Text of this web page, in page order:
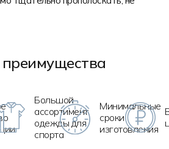
Большой
ассортимент
одежды для
спорта
Минимальные
сроки
изготовления